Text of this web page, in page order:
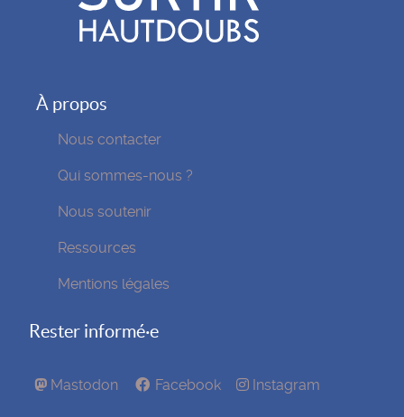
À propos
Nous contacter
Qui sommes-nous ?
Nous soutenir
Ressources
Mentions légales
Rester informé·e
Mastodon Facebook Instagram